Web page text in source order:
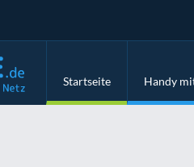
Startseite Handy